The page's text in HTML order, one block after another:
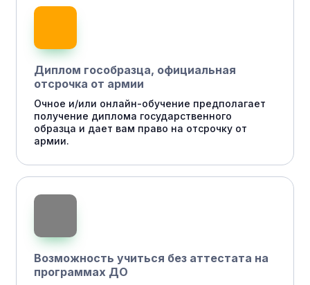
Диплом гособразца, официальная
отсрочка от армии
Очное и/или онлайн-обучение предполагает
получение диплома государственного
образца и дает вам право на отсрочку от
армии.
Возможность учиться без аттестата на
программах ДО